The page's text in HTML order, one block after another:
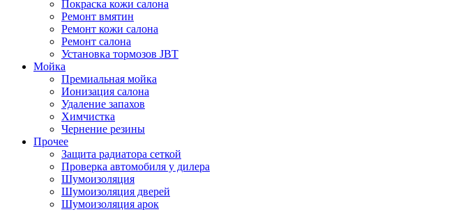
Покраска кожи салона
Ремонт вмятин
Ремонт кожи салона
Ремонт салона
Установка тормозов JBT
Мойка
Премиальная мойка
Ионизация салона
Удаление запахов
Химчистка
Чернение резины
Прочее
Защита радиатора сеткой
Проверка автомобиля у дилера
Шумоизоляция
Шумоизоляция дверей
Шумоизоляция арок